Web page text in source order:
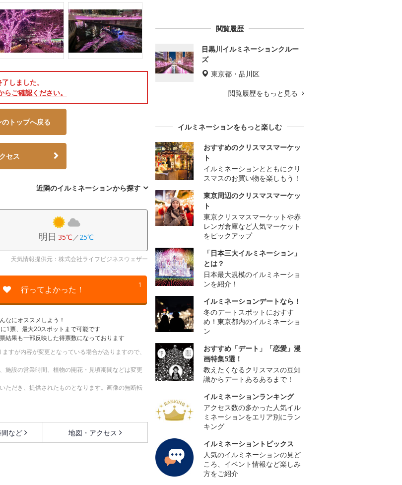
しました。
ご確認ください。
トップへ戻る
セス
近隣のイルミネーションから探す
明日 35℃／25℃
天気情報提供元：株式会社ライフビジネスウェザー
1
行ってよかった！
なにオススメしよう！
1票、最大20スポットまで可能です
結果も一部反映した得票数になっております
すが内容が変更となっている場合がありますので、
設の営業時間、植物の開花・見頃期間などは変更
ただき、提供されたものとなります。画像の無断転
など 地図・アクセス
閲覧履歴
目黒川イルミネーションクルー
ズ
東京都・品川区
閲覧履歴をもっと見る
イルミネーションをもっと楽しむ
おすすめのクリスマスマーケッ
ト
イルミネーションとともにクリ
スマスのお買い物を楽しもう！
東京周辺のクリスマスマーケッ
ト
東京クリスマスマーケットや赤
レンガ倉庫など人気マーケット
をピックアップ
「日本三大イルミネーション」
とは？
日本最大規模のイルミネーショ
ンを紹介！
イルミネーションデートなら！
冬のデートスポットにおすす
め！東京都内のイルミネーショ
ン
おすすめ「デート」「恋愛」漫
画特集5選！
教えたくなるクリスマスの豆知
識からデートあるあるまで！
イルミネーションランキング
アクセス数の多かった人気イル
ミネーションをエリア別にラン
キング
イルミネーショントピックス
人気のイルミネーションの見ど
ころ、イベント情報など楽しみ
方をご紹介